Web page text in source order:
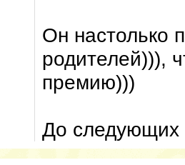
Он настолько
родителей))),
премию)))
До следующих